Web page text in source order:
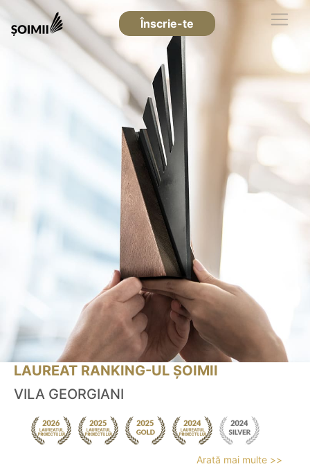
Înscrie-te
LAUREAT RANKING-UL ȘOIMII
VILA GEORGIANI
Arată mai multe >>